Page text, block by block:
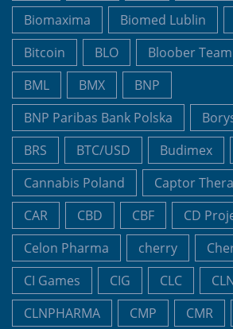
Biomaxima
Biomed Lublin
Bitcoin
BLO Bloober Team
BML
BMX
BNP
BNP Paribas Bank Polska
BRS
BTC/USD Budimex
Cannabis Poland
Captor
CAR
CBD CBF
CD
Celon Pharma
cherry
CI Games
CIG CLC
CLNPHARMA
CMP CMR